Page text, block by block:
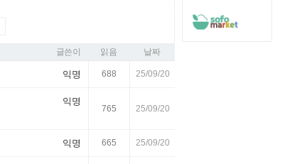
글쓴이 읽음 날짜
익명 688 25/09/20
익명
765 25/09/20
익명 665 25/09/20